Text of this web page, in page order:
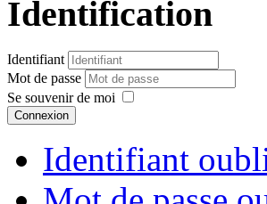
Identification
Identifiant
Mot de passe
Se souvenir de moi
Connexion
Identifiant